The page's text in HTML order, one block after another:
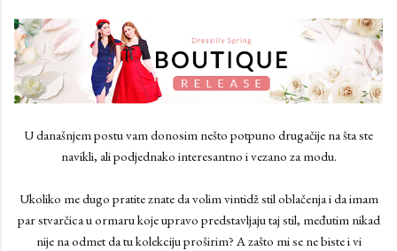
U današnjem postu vam donosim nešto potpuno drugačije na šta ste
navikli, ali podjednako interesantno i vezano za modu.
Ukoliko me dugo pratite znate da volim vintidž stil oblačenja i da imam
par stvarčica u ormaru koje upravo predstavljaju taj stil, međutim nikad
nije na odmet da tu kolekciju proširim? A zašto mi se ne biste i vi